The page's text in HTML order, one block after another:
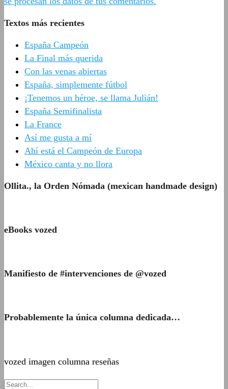
Textos más recientes
España Campeón
La Final más querida
Con las venas abiertas
España, simplemente fútbol
¡Tenemos un héroe, se llama Julián!
España Semifinalista
La France
Así me gusta a mí
Ahí está el Campeón de Europa
México canta y no llora
Ollita., la Orden Nómada (mexican handmade design)
eBooks vozed
Manifiesto de #intervenciones de @vozed
Probablemente la única columna dedicada…
vozed imagen columna reseñas